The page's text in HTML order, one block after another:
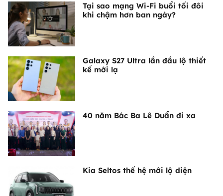
Tại sao mạng Wi-Fi buổi tối đôi
khi chậm hơn ban ngày?
Galaxy S27 Ultra lần đầu lộ thiết
kế mới lạ
40 năm Bác Ba Lê Duẩn đi xa
Kia Seltos thế hệ mới lộ diện